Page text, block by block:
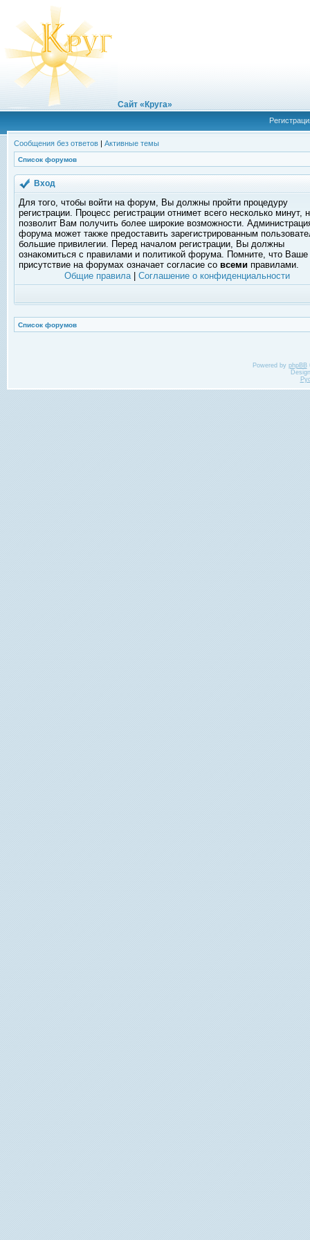
Сайт «Круга»
Сообщения без ответов | Активные темы
Список форумов
Вход
Для того, чтобы войти на форум, Вы должны пройти процедуру
регистрации. Процесс регистрации отнимет всего несколько минут,
позволит Вам получить более широкие возможности.
форума может также предоставить зарегистрированным
большие привилегии. Перед началом регистрации, Вы должны
ознакомиться с правилами и политикой форума. Помните, что Ваше
присутствие на форумах означает согласие со всеми правилами.
Общие правила| Соглашение о конфиденциальности
Список форумов
Powered by phpBB